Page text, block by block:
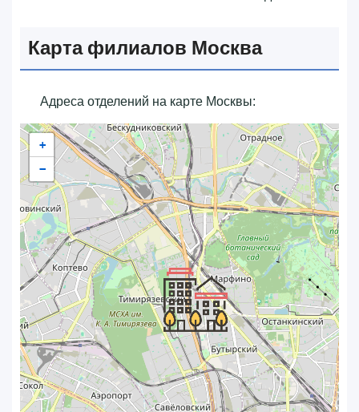
Карта филиалов Москва
Адреса отделений на карте Москвы:
+
−